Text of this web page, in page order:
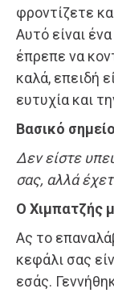
φροντίζετε
Αυτό είναι
έπρεπε να
καλά, επειδή
ευτυχία και
Βασικό σημείο
Δεν είστε
σας, αλλά
Ο Χιμπατζής
Ας το
κεφάλι σας
εσάς.